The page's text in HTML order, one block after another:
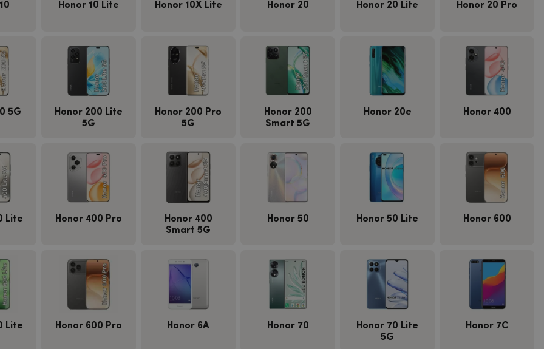
Honor 10 Lite Honor 10X Lite Honor 20 Honor 20 Lite Honor 20 Pro
5G
Honor 200 Lite
5G
Honor 200 Pro
5G
Honor 200
Smart 5G
Honor 20e Honor 400
Lite Honor 400 Pro
Honor 400
Smart 5G
Honor 50 Honor 50 Lite Honor 600
Lite Honor 600 Pro Honor 6A Honor 70
Honor 70 Lite
5G
Honor 7C